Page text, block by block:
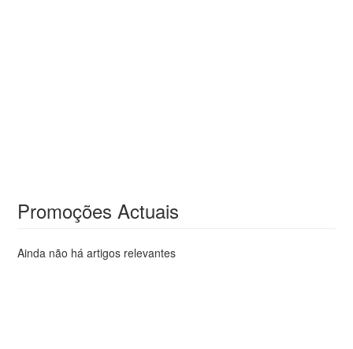
Promoções Actuais
Ainda não há artigos relevantes